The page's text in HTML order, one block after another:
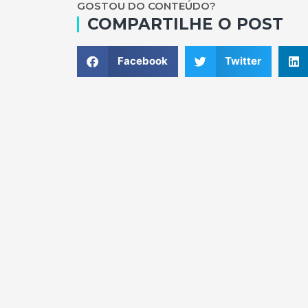
GOSTOU DO CONTEÚDO?
COMPARTILHE O POST
Facebook Twitter